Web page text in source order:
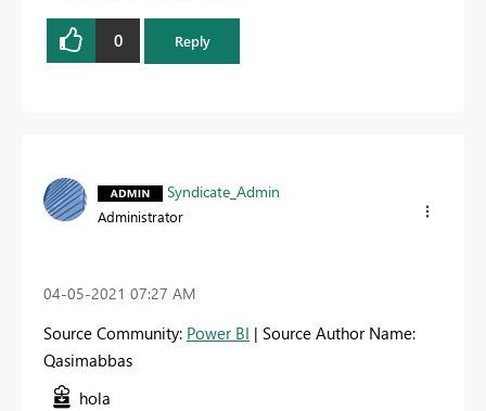
0 Reply
Syndicate_Admin
Administrator
‎04-05-2021 07:27 AM
Source Community: Power BI | Source Author Name:
Qasimabbas
hola